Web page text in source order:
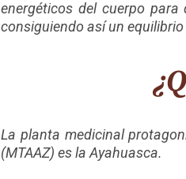
energéticos del cuerpo
consiguiendo así un
La planta medicinal
(MTAAZ) es la Ayahuasca.